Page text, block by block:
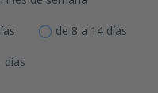
de 8 a 14 días
días